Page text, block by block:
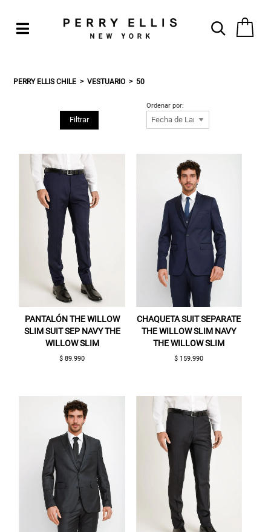
PERRY ELLIS CHILE VESTUARIO 50
Filtrar
Ordenar por:
PANTALÓN THE WILLOW
SLIM SUIT SEP NAVY THE
WILLOW SLIM
$ 89.990
CHAQUETA SUIT SEPARATE
THE WILLOW SLIM NAVY
THE WILLOW SLIM
$ 159.990